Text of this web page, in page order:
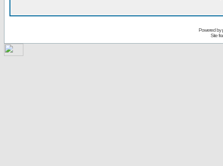
Powered by
Site